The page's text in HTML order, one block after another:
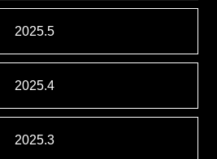
2025.5
2025.4
2025.3